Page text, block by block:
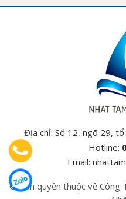
Địa chỉ: Số 12, ngõ 29,
Hotline:
Email:
© Bản quyền thuộc về Công